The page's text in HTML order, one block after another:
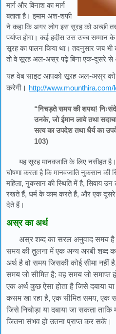
मार्ग और विनाश का मार्ग
बताता है। इमाम अश-शफी
ने कहा कि अगर लोग इस सूरह को अच्छी
पर्याप्त होगा। कई हदीस उस उच्च सम्मान
सूरह का पालन किया था। तदनुसार जब भी
तो वे सूरह अल-अस्र पढ़े बिना एक-दूसरे से
यह वेब साइट आपको सूरह अल-अस्र
करेगी। http://
“निचड़ते समय की शपथ!
उनके, जो ईमान लाये तथा
सत्य का उपदेश तथा धैर्य का
103)
यह सूरह मानवजाति के लिए नसीहत
घोषणा करता है कि मानवजाति नुकसान की
महिला, नुकसान की स्थिति में है, सिवाय
रखते हैं, धर्म के काम करते हैं, और एक
देते हैं।
अस्र का अर्थ
अस्र शब्द का सरल अनुवाद समय
समय की तुलना में एक अन्य अरबी शब्द
अर्थ है वो समय जिसकी कोई सीमा
समय जो सीमित है; वह समय जो समाप्त
एक अर्थ कुछ ऐसा होता है जिसे दबाया
कसम खा रहा है, एक सीमित समय, एक
जिसे निचोड़ा या दबाया जा सकता
जितना संभव हो उतना प्राप्त कर सकें।